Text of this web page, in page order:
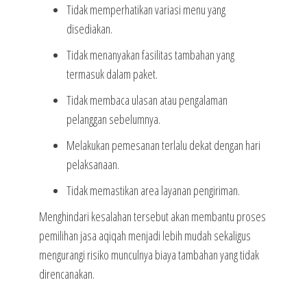
Tidak memperhatikan variasi menu yang
disediakan.
Tidak menanyakan fasilitas tambahan yang
termasuk dalam paket.
Tidak membaca ulasan atau pengalaman
pelanggan sebelumnya.
Melakukan pemesanan terlalu dekat dengan hari
pelaksanaan.
Tidak memastikan area layanan pengiriman.
Menghindari kesalahan tersebut akan membantu proses
pemilihan jasa aqiqah menjadi lebih mudah sekaligus
mengurangi risiko munculnya biaya tambahan yang tidak
direncanakan.